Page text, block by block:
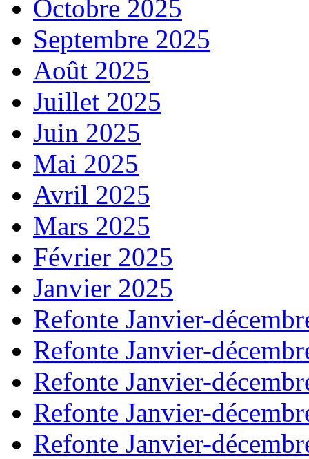
Octobre 2025
Septembre 2025
Août 2025
Juillet 2025
Juin 2025
Mai 2025
Avril 2025
Mars 2025
Février 2025
Janvier 2025
Refonte Janvier-
Refonte Janvier-
Refonte Janvier-
Refonte Janvier-
Refonte Janvier-